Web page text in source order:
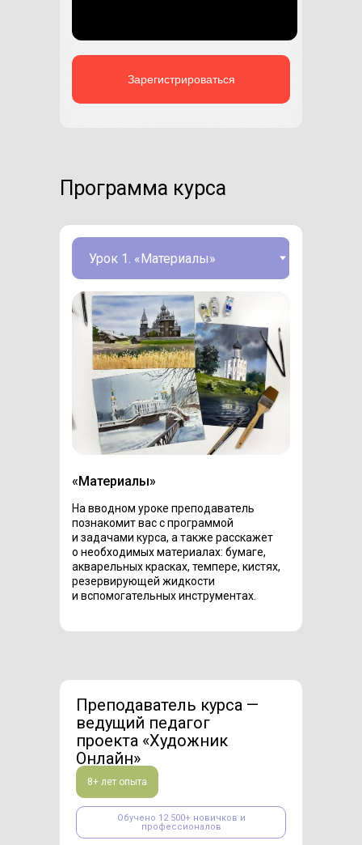
Зарегистрироваться
Программа курса
«Материалы»
На вводном уроке преподаватель
познакомит вас с программой
и задачами курса, а также расскажет
о необходимых материалах: бумаге,
акварельных красках, темпере, кистях,
резервирующей жидкости
и вспомогательных инструментах.
Преподаватель курса —
ведущий педагог
проекта «Художник
Онлайн»
Обучено 12 500+ новичков и
профессионалов
8+ лет опыта